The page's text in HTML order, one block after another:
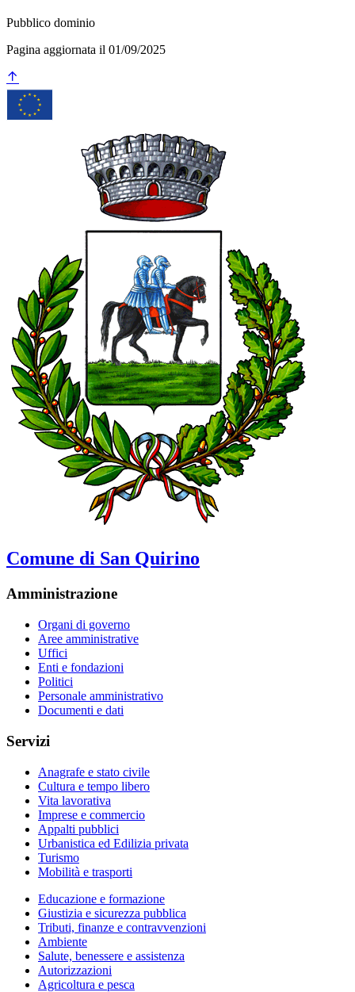
Pubblico dominio
Pagina aggiornata il 01/09/2025
Comune di San Quirino
Amministrazione
Organi di governo
Aree amministrative
Uffici
Enti e fondazioni
Politici
Personale amministrativo
Documenti e dati
Servizi
Anagrafe e stato civile
Cultura e tempo libero
Vita lavorativa
Imprese e commercio
Appalti pubblici
Urbanistica ed Edilizia privata
Turismo
Mobilità e trasporti
Educazione e formazione
Giustizia e sicurezza pubblica
Tributi, finanze e contravvenzioni
Ambiente
Salute, benessere e assistenza
Autorizzazioni
Agricoltura e pesca